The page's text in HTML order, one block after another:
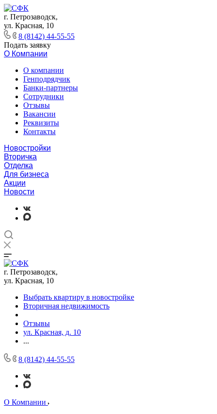
г. Петрозаводск,
ул. Красная, 10
8 (8142) 44-55-55
Подать заявку
О Компании
О компании
Генподрядчик
Банки-партнеры
Сотрудники
Отзывы
Вакансии
Реквизиты
Контакты
Новостройки
Вторичка
Отделка
Для бизнеса
Акции
Новости
г. Петрозаводск,
ул. Красная, 10
Выбрать квартиру в новостройке
Вторичная недвижимость
Отзывы
ул. Красная, д. 10
...
8 (8142) 44-55-55
О Компании